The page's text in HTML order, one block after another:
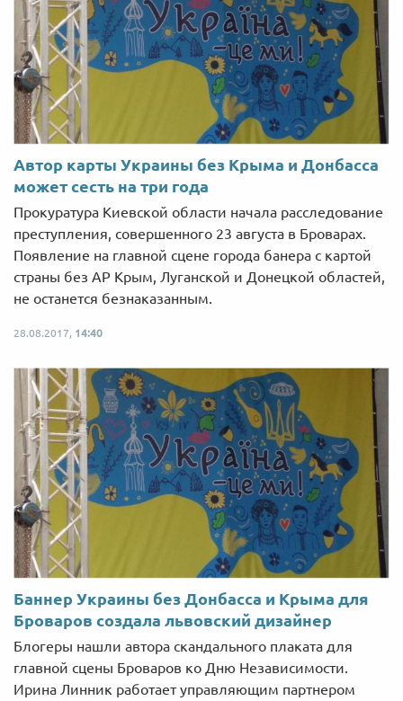
Автор карты Украины без Крыма и Донбасса
может сесть на три года
Прокуратура Киевской области начала расследование
преступления, совершенного 23 августа в Броварах.
Появление на главной сцене города банера с картой
страны без АР Крым, Луганской и Донецкой областей,
не останется безнаказанным.
28.08.2017, 14:40
Баннер Украины без Донбасса и Крыма для
Броваров создала львовский дизайнер
Блогеры нашли автора скандального плаката для
главной сцены Броваров ко Дню Независимости.
Ирина Линник работает управляющим партнером